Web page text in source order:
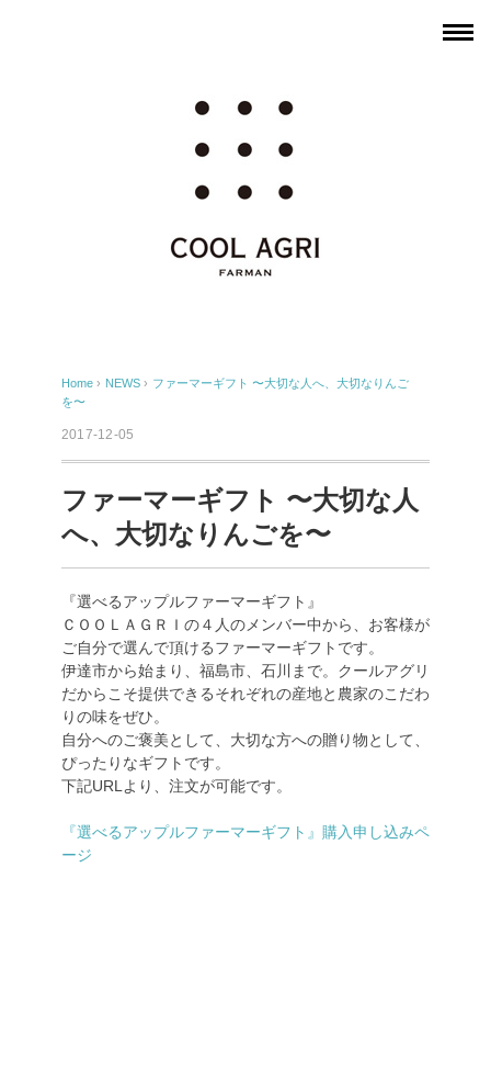
Home › NEWS › ファーマーギフト 〜大切な人へ、大切なりんご
を〜
2017-12-05
ファーマーギフト 〜大切な人
へ、大切なりんごを〜
『選べるアップルファーマーギフト』
ＣＯＯＬＡＧＲＩの４人のメンバー中から、お客様が
ご自分で選んで頂けるファーマーギフトです。
伊達市から始まり、福島市、石川まで。クールアグリ
だからこそ提供できるそれぞれの産地と農家のこだわ
りの味をぜひ。
自分へのご褒美として、大切な方への贈り物として、
ぴったりなギフトです。
下記URLより、注文が可能です。
『選べるアップルファーマーギフト』購入申し込みペ
ージ